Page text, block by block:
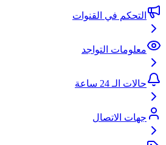
التحكم في القنوات
معلومات التواجد
حالات الـ 24 ساعة
جهات الاتصال